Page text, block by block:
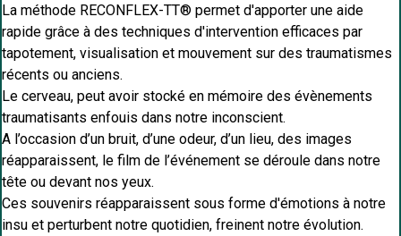
La méthode RECONFLEX-TT® permet d'apporter une aide
rapide grâce à des techniques d'intervention efficaces par
tapotement, visualisation et mouvement sur des traumatismes
récents ou anciens.
Le cerveau, peut avoir stocké en mémoire des évènements
traumatisants enfouis dans notre inconscient.
A l’occasion d’un bruit, d’une odeur, d’un lieu, des images
réapparaissent, le film de l’événement se déroule dans notre
tête ou devant nos yeux.
Ces souvenirs réapparaissent sous forme d'émotions à notre
insu et perturbent notre quotidien, freinent notre évolution.